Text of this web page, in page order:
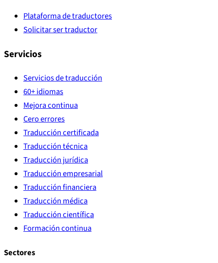
Plataforma de traductores
Solicitar ser traductor
Servicios
Servicios de traducción
60+ idiomas
Mejora continua
Cero errores
Traducción certificada
Traducción técnica
Traducción jurídica
Traducción empresarial
Traducción financiera
Traducción médica
Traducción científica
Formación continua
Sectores